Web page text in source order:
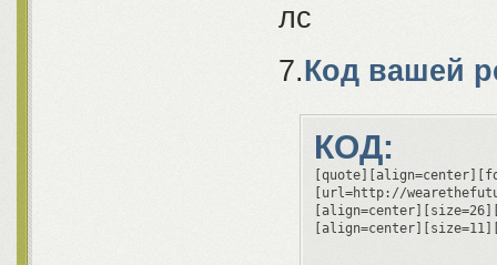
лс
7.Код вашей
КОД:
[url=http://